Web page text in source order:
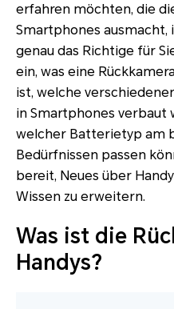
erfahren möchten, die
Smartphones
genau das Richtige für
ein, was eine
ist, welche
in Smartphones verbaut
welcher Batterietyp am
Bedürfnissen passen
bereit, Neues über
Wissen zu erweitern.
Was ist die
Handys?